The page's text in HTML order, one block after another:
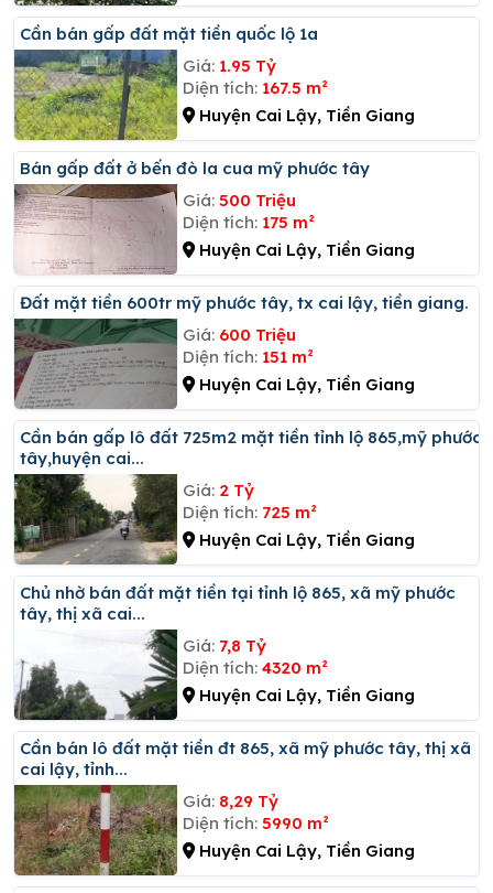
Cần bán gấp đất mặt tiền quốc lộ 1a
Giá: 1.95 Tỷ
Diện tích: 167.5 m²
Huyện Cai Lậy, Tiền Giang
Bán gấp đất ở bến đò la cua mỹ phước tây
Giá: 500 Triệu
Diện tích: 175 m²
Huyện Cai Lậy, Tiền Giang
đất mặt tiền 600tr mỹ phước tây, tx cai lậy, tiền giang.
Giá: 600 Triệu
Diện tích: 151 m²
Huyện Cai Lậy, Tiền Giang
Cần bán gấp lô đất 725m2 mặt tiền tỉnh lộ 865,mỹ phước
tây,huyện cai...
Giá: 2 Tỷ
Diện tích: 725 m²
Huyện Cai Lậy, Tiền Giang
Chủ nhờ bán đất mặt tiền tại tỉnh lộ 865, xã mỹ phước
tây, thị xã cai...
Giá: 7,8 Tỷ
Diện tích: 4320 m²
Huyện Cai Lậy, Tiền Giang
Cần bán lô đất mặt tiền đt 865, xã mỹ phước tây, thị xã
cai lậy, tỉnh...
Giá: 8,29 Tỷ
Diện tích: 5990 m²
Huyện Cai Lậy, Tiền Giang